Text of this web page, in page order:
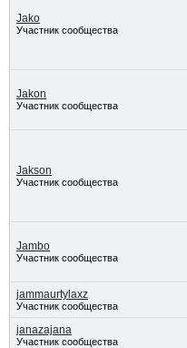
Jako
Участник сообщества
Jakon
Участник сообщества
Jakson
Участник сообщества
Jambo
Участник сообщества
jammaurtylaxz
Участник сообщества
janazajana
Участник сообщества